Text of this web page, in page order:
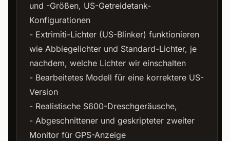
und -Größen, US-Getreidetank-
Konfigurationen
- Extrimiti-Lichter (US-Blinker) funktionieren
wie Abbiegelichter und Standard-Lichter, je
nachdem, welche Lichter wir einschalten
- Bearbeitetes Modell für eine korrektere US-
Version
- Realistische S600-Dreschgeräusche,
- Abgeschnittener und geskripteter zweiter
Monitor für GPS-Anzeige